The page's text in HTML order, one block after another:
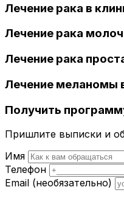
Лечение рака в
Лечение рака
Лечение рака
Лечение меланомы
Получить
Пришлите выписки и
Имя
Телефон
Email (необязательно)